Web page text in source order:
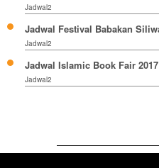
Jadwal2
Jadwal Festival Babakan
Jadwal2
Jadwal Islamic Book Fair
Jadwal2